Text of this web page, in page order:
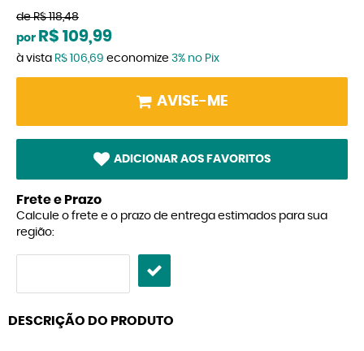
de R$ 118,48
por R$ 109,99
à vista R$ 106,69 economize 3% no Pix
AVISE-ME
ADICIONAR AOS FAVORITOS
Frete e Prazo
Calcule o frete e o prazo de entrega estimados para sua
região:
DESCRIÇÃO DO PRODUTO